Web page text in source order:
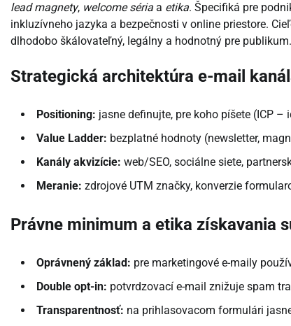
lead magnety, welcome séria a etika. Špecifiká pre
inkluzívneho jazyka a bezpečnosti v online priestore.
dlhodobo škálovateľný, legálny a hodnotný pre publikum.
Strategická architektúra e-mail
Positioning: jasne definujte, pre koho píšete (ICP
Value Ladder: bezplatné hodnoty (newsletter,
Kanály akvizície: web/SEO, sociálne siete,
Meranie: zdrojové UTM značky, konverzie
Právne minimum a etika získavania
Oprávnený základ: pre marketingové e-maily
Double opt-in: potvrdzovací e-mail znižuje spam
Transparentnosť: na prihlasovacom formulári